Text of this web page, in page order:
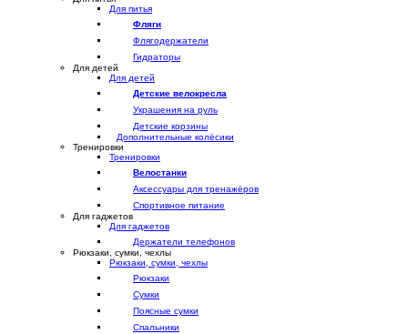
Для питья
Фляги
Флягодержатели
Гидраторы
Для детей
Для детей
Детские велокресла
Украшения на руль
Детские корзины
Дополнительные колёсики
Тренировки
Тренировки
Велостанки
Аксессуары для тренажёров
Спортивное питание
Для гаджетов
Для гаджетов
Держатели телефонов
Рюкзаки, сумки, чехлы
Рюкзаки, сумки, чехлы
Рюкзаки
Сумки
Поясные сумки
Спальники